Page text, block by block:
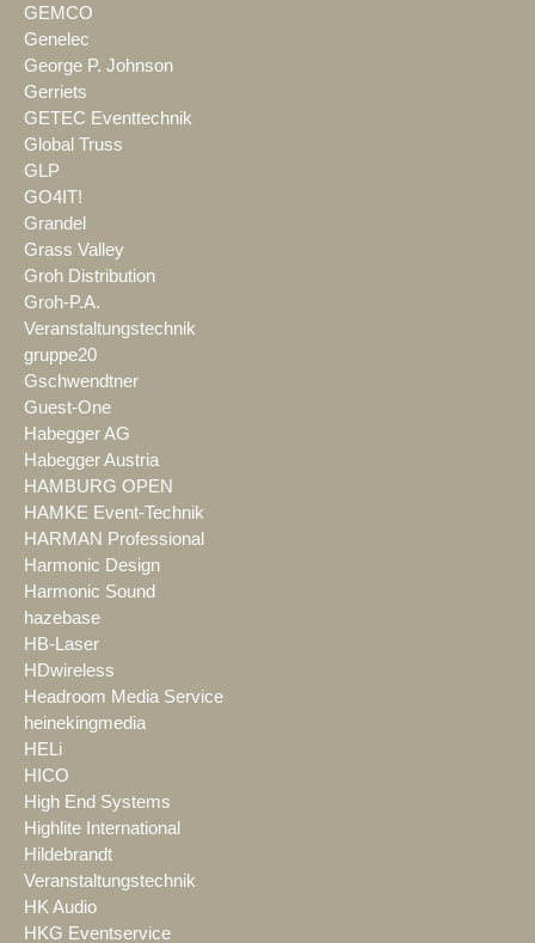
GEMCO
Genelec
George P. Johnson
Gerriets
GETEC Eventtechnik
Global Truss
GLP
GO4IT!
Grandel
Grass Valley
Groh Distribution
Groh-P.A.
Veranstaltungstechnik
gruppe20
Gschwendtner
Guest-One
Habegger AG
Habegger Austria
HAMBURG OPEN
HAMKE Event-Technik
HARMAN Professional
Harmonic Design
Harmonic Sound
hazebase
HB-Laser
HDwireless
Headroom Media Service
heinekingmedia
HELi
HICO
High End Systems
Highlite International
Hildebrandt
Veranstaltungstechnik
HK Audio
HKG Eventservice